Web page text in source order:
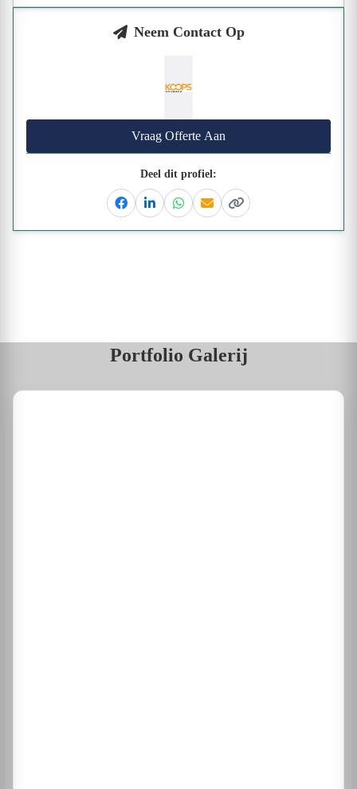
Neem Contact Op
Vraag Offerte Aan
Deel dit profiel:
FacebookLinkedinWhatsapp
EmailKopieer link
Portfolio Galerij